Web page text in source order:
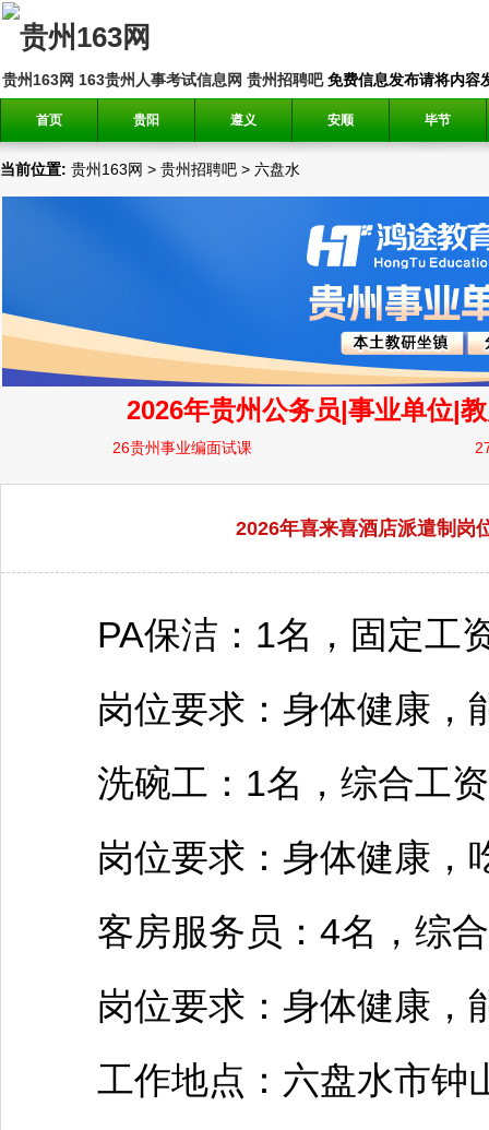
贵州163网 163贵州人事考试信息网 贵州招聘吧免费信息发布请将内容
首页 贵阳 遵义 安顺 毕节
当前位置: 贵州163网 > 贵州招聘吧 > 六盘水
2026年喜来喜酒店派遣制岗
PA保洁：1名，固定工
岗位要求：身体健康，
洗碗工：1名，综合工资
岗位要求：身体健康，
客房服务员：4名，综合
岗位要求：身体健康，
工作地点： 六盘水市钟